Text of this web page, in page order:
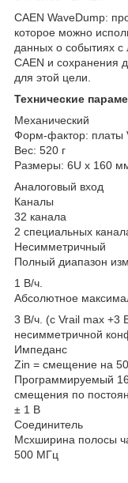
CAEN WaveDump:
которое можно
данных о событиях с
CAEN и сохранения
для этой цели.
Технические
Механический
Форм‐фактор: платы
Вес: 520 г
Размеры: 6U x 160
Аналоговый вход
Каналы
32 канала
2 специальных
Несимметричный
Полный диапазон
1 В/ч.
Абсолютное
3 В/ч. (с Vrail max
несимметричной
Импеданс
Zin = смещение на
Программируемый
смещения по
± 1 В
Соединитель
Mcxширина полосы
500 МГц